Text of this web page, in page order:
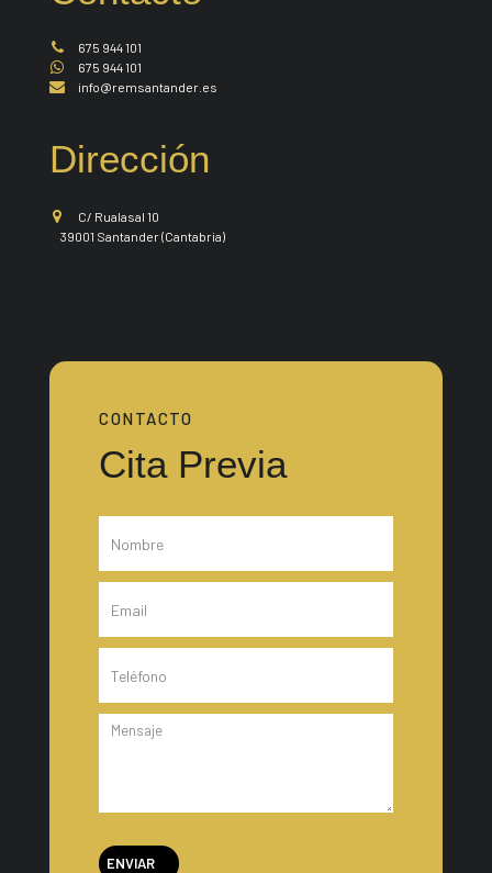
675 944 101
675 944 101
info@remsantander.es
Dirección
C/ Rualasal 10
39001 Santander (Cantabria)
CONTACTO
Cita Previa